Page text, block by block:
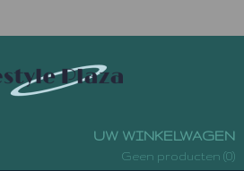
UW WINKELWAGEN
Geen producten (0)